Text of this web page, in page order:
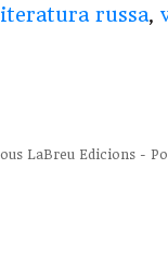
russa,
LaBreu Edicions -